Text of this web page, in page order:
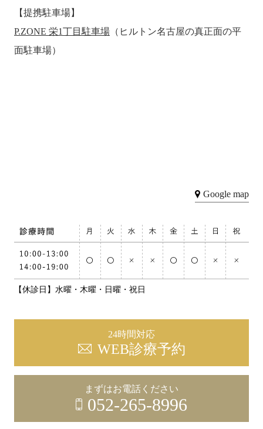
【提携駐車場】
P.ZONE 栄1丁目駐車場 （ヒルトン名古屋の真正面の平
面駐車場）
Google map
【休診日】水曜・木曜・日曜・祝日
24時間対応
WEB診療予約
まずはお電話ください
052-265-8996